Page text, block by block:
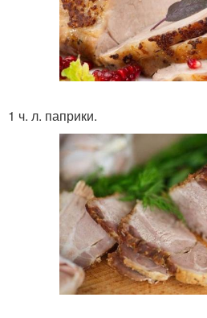
1 ч. л. паприки.